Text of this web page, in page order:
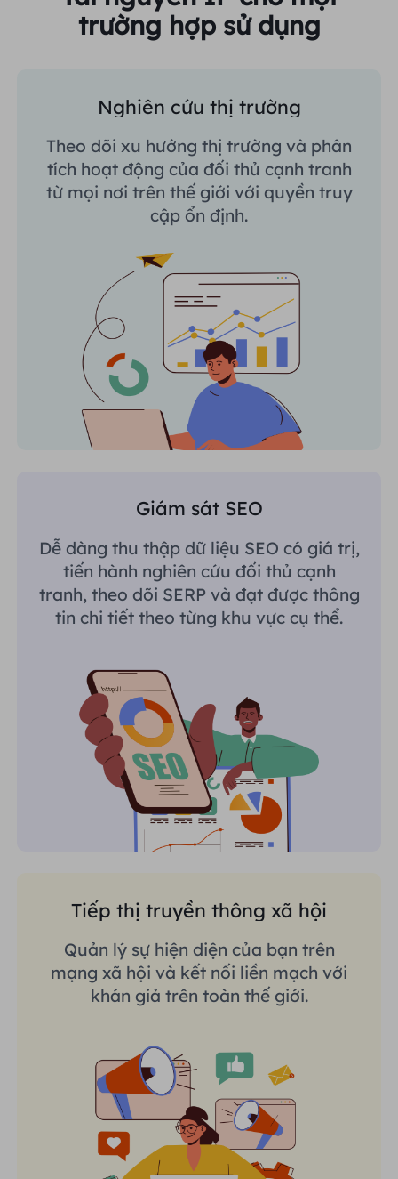
trường hợp sử dụng
Nghiên cứu thị trường
Theo dõi xu hướng thị trường và phân
tích hoạt động của đối thủ cạnh tranh
từ mọi nơi trên thế giới với quyền truy
cập ổn định.
Giám sát SEO
Dễ dàng thu thập dữ liệu SEO có giá trị,
tiến hành nghiên cứu đối thủ cạnh
tranh, theo dõi SERP và đạt được thông
tin chi tiết theo từng khu vực cụ thể.
Tiếp thị truyền thông xã hội
Quản lý sự hiện diện của bạn trên
mạng xã hội và kết nối liền mạch với
khán giả trên toàn thế giới.